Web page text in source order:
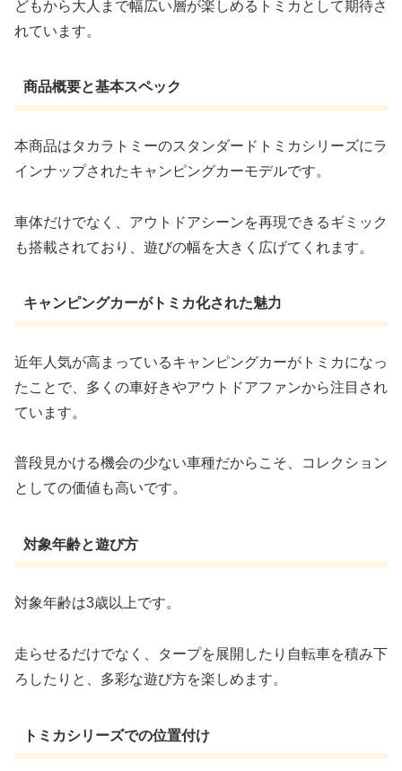
どもから大人まで幅広い層が楽しめるトミカとして期待さ
れています。
商品概要と基本スペック
本商品はタカラトミーのスタンダードトミカシリーズにラ
インナップされたキャンピングカーモデルです。
車体だけでなく、アウトドアシーンを再現できるギミック
も搭載されており、遊びの幅を大きく広げてくれます。
キャンピングカーがトミカ化された魅力
近年人気が高まっているキャンピングカーがトミカになっ
たことで、多くの車好きやアウトドアファンから注目され
ています。
普段見かける機会の少ない車種だからこそ、コレクション
としての価値も高いです。
対象年齢と遊び方
対象年齢は3歳以上です。
走らせるだけでなく、タープを展開したり自転車を積み下
ろしたりと、多彩な遊び方を楽しめます。
トミカシリーズでの位置付け